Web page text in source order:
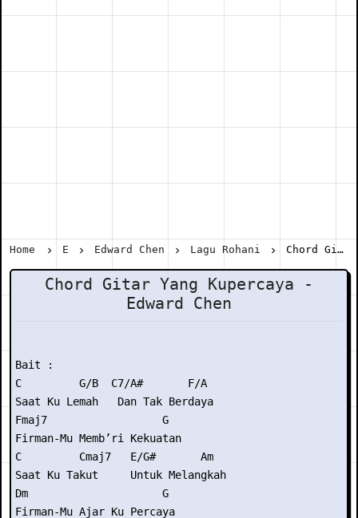
Home E Edward Chen Lagu Rohani Chord Gitar Yang Kupercaya - Edward Chen
Chord Gitar Yang Kupercaya -
Edward Chen
Bait :
C         G/B  C7/A#       F/A
Saat Ku Lemah   Dan Tak Berdaya
Fmaj7                  G
Firman-Mu Memb’ri Kekuatan
C         Cmaj7   E/G#       Am
Saat Ku Takut     Untuk Melangkah
Dm                     G
Firman-Mu Ajar Ku Percaya